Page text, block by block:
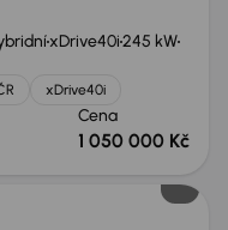
xDrive40i245 kW
xDrive40i
Cena
1 050 000 Kč